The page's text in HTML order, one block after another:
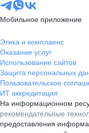
Мобильное приложение
Этика и комплаенс
Оказание услуг
Использование сайтов
Защита персональных
Пользовательское
ИТ аккредитация
На информационном
рекомендательные
предоставления